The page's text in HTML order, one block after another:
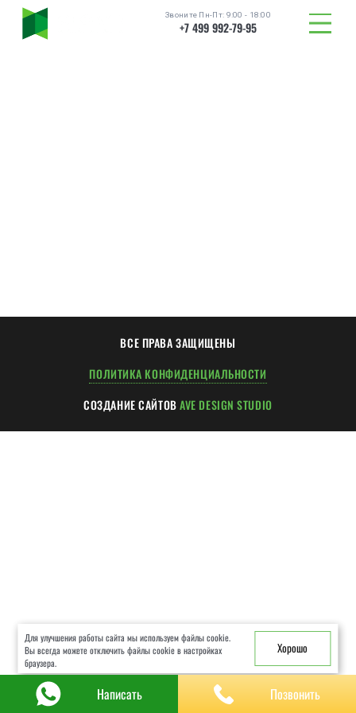
Звоните Пн-Пт: 9:00 - 18:00
+7 499 992-79-95
ТОВАРЫ
ХОД РАБОТ
ГАРАНТИИ
ЧАСТЫЕ ВОПРОСЫ
ВСЕ ПРАВА ЗАЩИЩЕНЫ
ПОЛИТИКА КОНФИДЕНЦИАЛЬНОСТИ
СОЗДАНИЕ САЙТОВAVE DESIGN STUDIO
Для улучшения работы сайта мы используем файлы cookie.
Вы всегда можете отключить файлы cookie в настройках
браузера.
Хорошо
Написать Позвонить